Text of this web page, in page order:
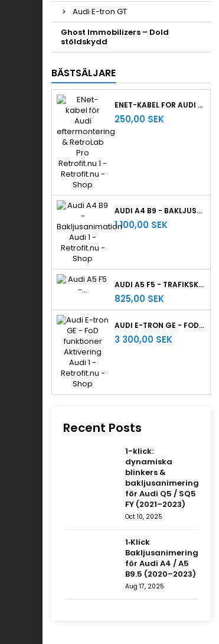
Audi E-tron GT
Ghost Immobilizers – Dold
stöldskydd
BÄSTSÄLJARE
ENET-KABEL FÖR AUDI EFTERMONTERING & RETROLAB PRO
250,00 SEK
AUDI A4 B9 - BAKLJUSANIMATION
1 100,00 SEK
AUDI A5 F5 - TRAFIKSKYLTIGENKÄNNING
825,00 SEK
AUDI E-TRON GE - FOD FUNKTIONER AKTIVERING
3 300,00 SEK
Recent Posts
1-klick:
dynamiska
blinkers &
bakljusanimering
för Audi Q5 / SQ5
FY (2021–2023)
Oct 10, 2025
1‑Klick
Bakljusanimering
för Audi A4 / A5
B9.5 (2020–2023)
Aug 17, 2025